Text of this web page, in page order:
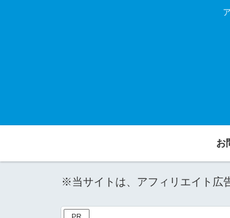
お
※当サイトは、アフィリエイト広